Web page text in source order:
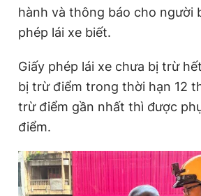
hành và thông báo cho người
phép lái xe biết.
Giấy phép lái xe chưa bị trừ
bị trừ điểm trong thời hạn 12
trừ điểm gần nhất thì được
điểm.